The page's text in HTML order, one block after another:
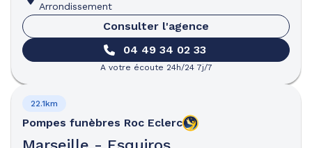
Arrondissement
Consulter l'agence
04 49 34 02 33
A votre écoute 24h/24 7j/7
Pompes funèbres Roc Eclerc
22.1km